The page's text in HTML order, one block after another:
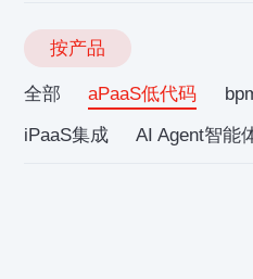
按产品
全部 aPaaS低代码
iPaaS集成
AI Agent智能